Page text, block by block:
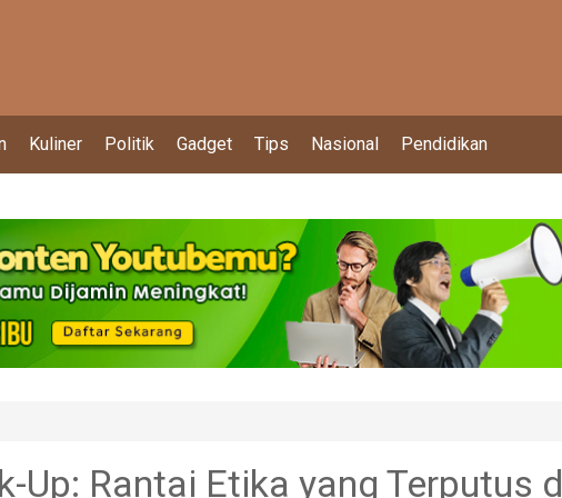
Kuliner Politik Gadget Tips Nasional Pendidikan
Up: Rantai Etika yang Terputus